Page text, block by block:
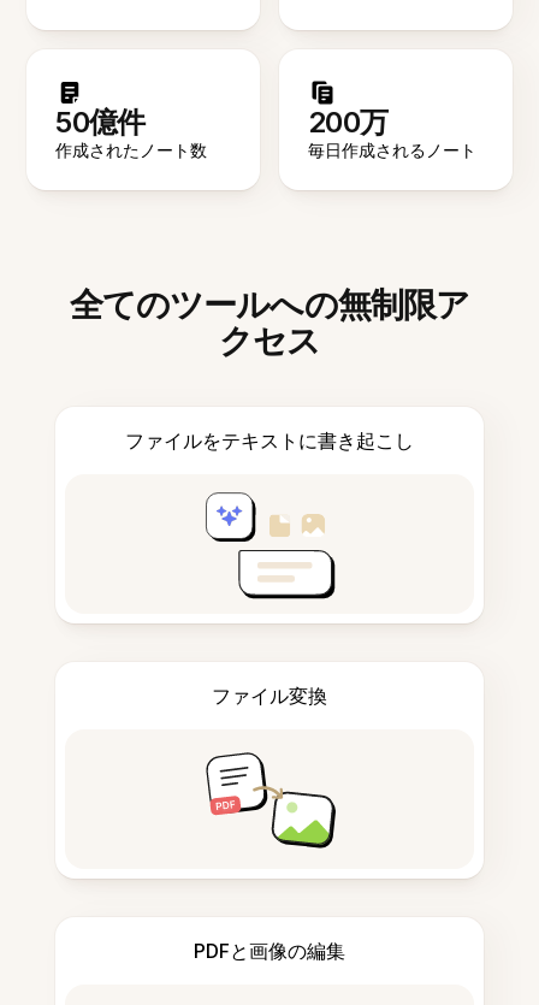
50億件
作成されたノート数
200万
毎日作成されるノート
全てのツールへの無制限ア
クセス
ファイルをテキストに書き起こし
ファイル変換
PDFと画像の編集